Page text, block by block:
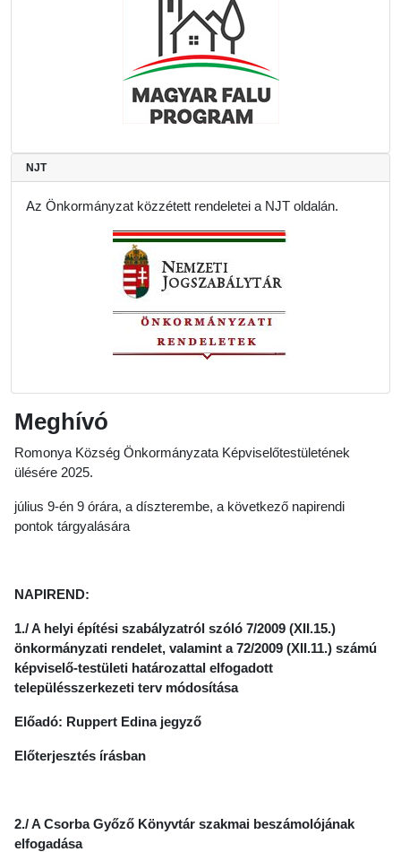
NJT
Az Önkormányzat közzétett rendeletei a NJT oldalán.
Meghívó
Romonya Község Önkormányzata Képviselő­testületének
ülésére 2025.
július 9-én 9 órára, a díszterembe, a következő napirendi
pontok tárgyalására
NAPIREND:
1./ A helyi építési szabályzatról szóló 7/2009 (XII.15.)
önkormányzati rendelet, valamint a 72/2009 (XII.11.) számú
képviselő-testületi határozattal elfogadott
településszerkezeti terv módosítása
Előadó: Ruppert Edina jegyző
Előterjesztés írásban
2./ A Csorba Győző Könyvtár szakmai beszámolójának
elfogadása